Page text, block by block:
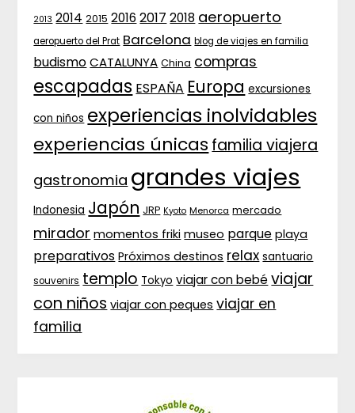
2013 2014 2015 2016 2017 2018 aeropuerto
aeropuerto del Prat Barcelona blog de viajes en familia
budismo CATALUNYA China compras
escapadas ESPAÑA Europa excursiones
con niños experiencias inolvidables
experiencias únicas familia viajera
gastronomia grandes viajes
Indonesia Japón JRP Kyoto Menorca mercado
mirador momentos friki museo parque playa
preparativos Próximos destinos relax santuario
souvenirs templo Tokyo viajar con bebé viajar
con niños viajar con peques viajar en
familia